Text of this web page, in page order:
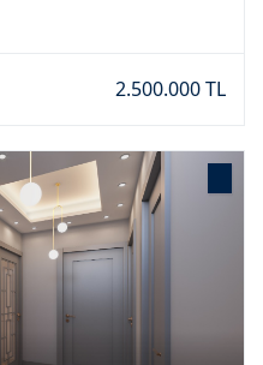
2.500.000 TL